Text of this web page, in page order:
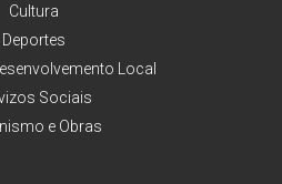
Cultura
Deportes
Local
Sociais
e Obras